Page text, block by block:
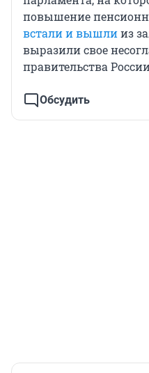
повышение
встали и вышлииз
выразили свое
правительства
Обсудить